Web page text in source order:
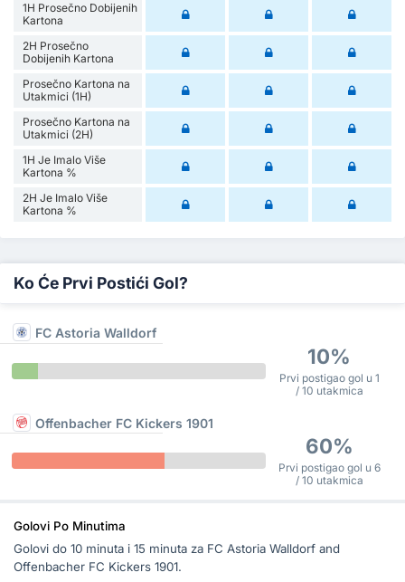
1H Prosečno Dobijenih
Kartona
2H Prosečno
Dobijenih Kartona
Prosečno Kartona na
Utakmici (1H)
Prosečno Kartona na
Utakmici (2H)
1H Je Imalo Više
Kartona %
2H Je Imalo Više
Kartona %
Ko Će Prvi Postići Gol?
FC Astoria Walldorf
10%
Prvi postigao gol u 1
/ 10 utakmica
Offenbacher FC Kickers 1901
60%
Prvi postigao gol u 6
/ 10 utakmica
Golovi Po Minutima
Golovi do 10 minuta i 15 minuta za FC Astoria Walldorf and
Offenbacher FC Kickers 1901.